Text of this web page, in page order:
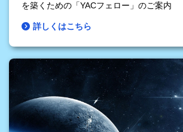
を築くための「YACフェロー」のご案内
詳しくはこちら